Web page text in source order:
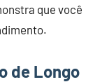
que você
de Longo